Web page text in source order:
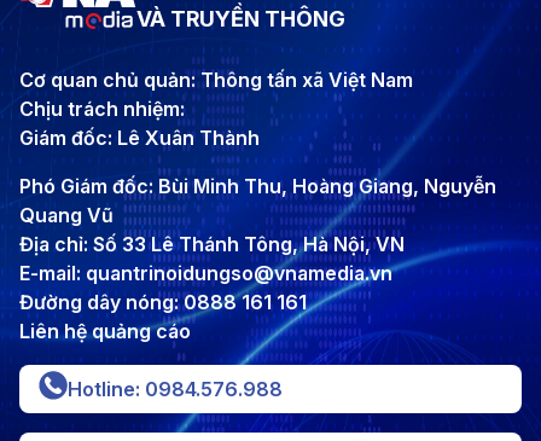
VÀ TRUYỀN THÔNG
Cơ quan chủ quản: Thông tấn xã Việt Nam
Chịu trách nhiệm:
Giám đốc: Lê Xuân Thành
Phó Giám đốc: Bùi Minh Thu, Hoàng Giang, Nguyễn
Quang Vũ
Địa chỉ: Số 33 Lê Thánh Tông, Hà Nội, VN
E-mail: quantrinoidungso@vnamedia.vn
Đường dây nóng: 0888 161 161
Liên hệ quảng cáo
Hotline: 0984.576.988